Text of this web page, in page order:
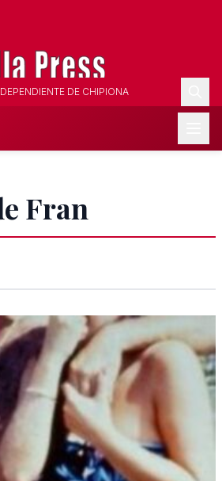
DE CHIPIONA
Fran